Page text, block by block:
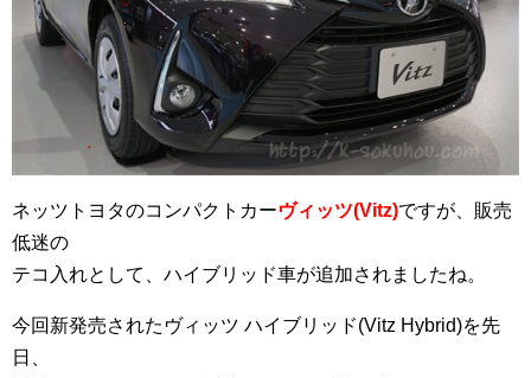
ネッツトヨタのコンパクトカーヴィッツ(Vitz)ですが、販売
低迷の
テコ入れとして、ハイブリッド車が追加されましたね。
今回新発売されたヴィッツ ハイブリッド(Vitz Hybrid)を先
日、